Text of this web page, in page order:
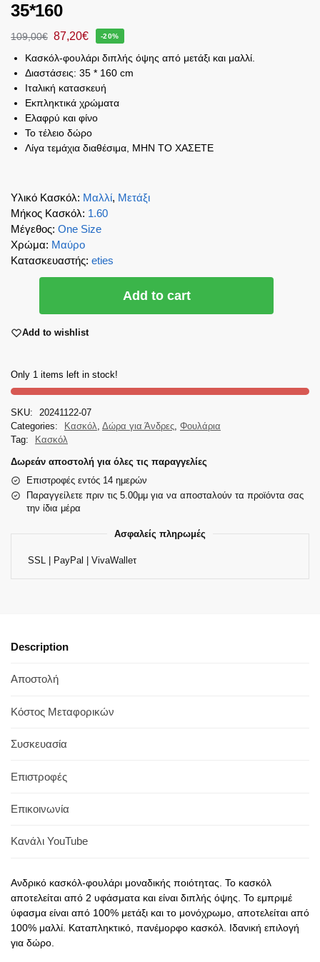
35*160
109,00€ 87,20€ -20%
Κασκόλ-φουλάρι διπλής όψης από μετάξι και μαλλί.
Διαστάσεις: 35 * 160 cm
Ιταλική κατασκευή
Εκπληκτικά χρώματα
Ελαφρύ και φίνο
Το τέλειο δώρο
Λίγα τεμάχια διαθέσιμα, ΜΗΝ ΤΟ ΧΑΣΕΤΕ
Υλικό Κασκόλ: Μαλλί, Μετάξι
Μήκος Κασκόλ: 1.60
Μέγεθος: One Size
Χρώμα: Μαύρο
Κατασκευαστής: eties
Add to cart
Add to wishlist
Only 1 items left in stock!
SKU:
20241122-07
Categories:
Κασκόλ Δώρα για Άνδρες Φουλάρια
Tag:
Κασκόλ
Δωρεάν αποστολή για όλες τις παραγγελίες
Επιστροφές εντός 14 ημερών
Παραγγείλετε πριν τις 5.00μμ για να αποσταλούν τα προϊόντα σας
την ίδια μέρα
Ασφαλείς πληρωμές
SSL | PayPal | VivaWalleτ
Description
Αποστολή
Κόστος Μεταφορικών
Συσκευασία
Επιστροφές
Επικοινωνία
Κανάλι YouTube
Ανδρικό κασκόλ-φουλάρι μοναδικής ποιότητας. Το κασκόλ
αποτελείται από 2 υφάσματα και είναι διπλής όψης. Το εμπριμέ
ύφασμα είναι από 100% μετάξι και το μονόχρωμο, αποτελείται από
100% μαλλί. Καταπληκτικό, πανέμορφο κασκόλ. Ιδανική επιλογή
για δώρο.